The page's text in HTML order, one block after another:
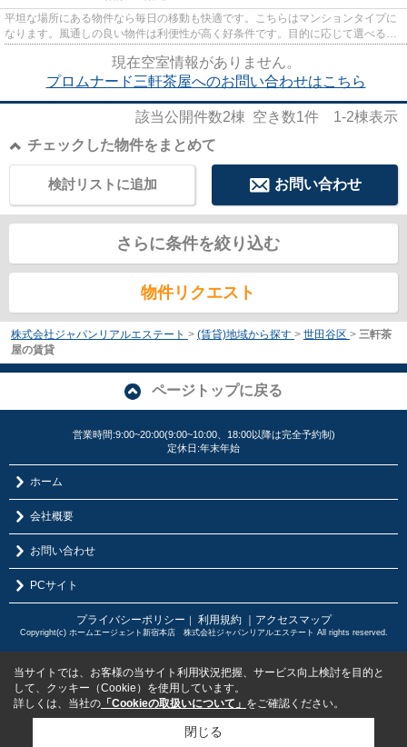
平坦な場所にある物件なら毎日の移動も快適です。こちらはマンションタイプに
なります。風通しの良い物件は利便性が高く好条件です。目的に応じて選べる2
現在空室情報がありません。
プロムナード三軒茶屋へのお問い合わせはこちら
該当公開件数2棟 空き数1件 1-2棟表示
チェックした物件をまとめて
お問い合わせ
検討リストに追加
さらに条件を絞り込む
物件リクエスト
株式会社ジャパンリアルエステート > (賃貸)地域から探す > 世田谷区 > 三軒茶
屋の賃貸
ページトップに戻る
営業時間:9:00~20:00(9:00~10:00、18:00以降は完全予約制)
定休日:年末年始
ホーム
会社概要
お問い合わせ
PCサイト
プライバシーポリシー ｜ 利用規約 ｜アクセスマップ
Copyright(c) ホームエージェント新宿本店 株式会社ジャパンリアルエステート All rights reserved.
当サイトでは、お客様の当サイト利用状況把握、サービス向上検討を目的と
して、クッキー（Cookie）を使用しています。
詳しくは、当社の 「Cookieの取扱いについて」 をご確認ください。
閉じる